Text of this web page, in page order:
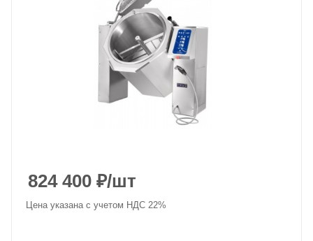
824 400 ₽/шт
Цена указана с учетом НДС 22%